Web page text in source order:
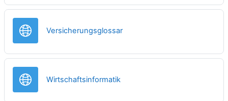
VersicherungsglossarLink/URL
WirtschaftsinformatikLink/URL